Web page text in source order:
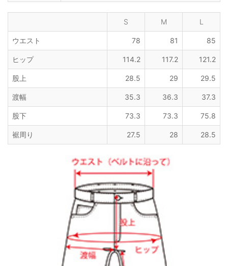
S M L
ウエスト 78 81 85
ヒップ 114.2 117.2 121.2
股上 28.5 29 29.5
渡幅 35.3 36.3 37.3
股下 73.3 73.3 75.8
裾周り 27.5 28 28.5